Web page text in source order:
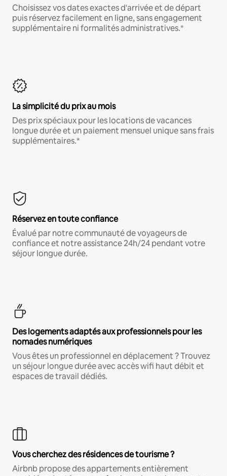
Choisissez vos dates exactes d'arrivée et de départ
puis réservez facilement en ligne, sans engagement
supplémentaire ni formalités administratives.*
La simplicité du prix au mois
Des prix spéciaux pour les locations de vacances
longue durée et un paiement mensuel unique sans frais
supplémentaires.*
Réservez en toute confiance
Évalué par notre communauté de voyageurs de
confiance et notre assistance 24h/24 pendant votre
séjour longue durée.
Des logements adaptés aux professionnels pour les
nomades numériques
Vous êtes un professionnel en déplacement ? Trouvez
un séjour longue durée avec accès wifi haut débit et
espaces de travail dédiés.
Vous cherchez des résidences de tourisme ?
Airbnb propose des appartements entièrement